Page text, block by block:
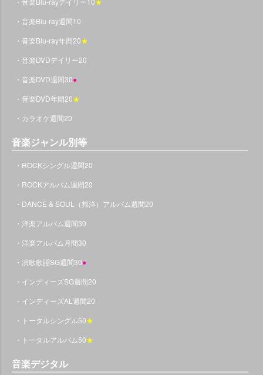
・音楽Blu-ray週間10
・音楽Blu-ray年間20★
・音楽DVDデイリー20
・音楽DVD週間30●
・音楽DVD年間20★
・カラオケ週間20
音楽ジャンル別等
・ROCKシングル週間20
・ROCKアルバム週間20
・DANCE & SOUL（邦洋）アルバム週間20
・洋楽アルバム週間30
・洋楽アルバム月間30
・演歌歌謡SG週間30●
・インディーズSG週間20
・インディーズAL週間20
・トータルシングル50★
・トータルアルバム50★
音楽デジタル